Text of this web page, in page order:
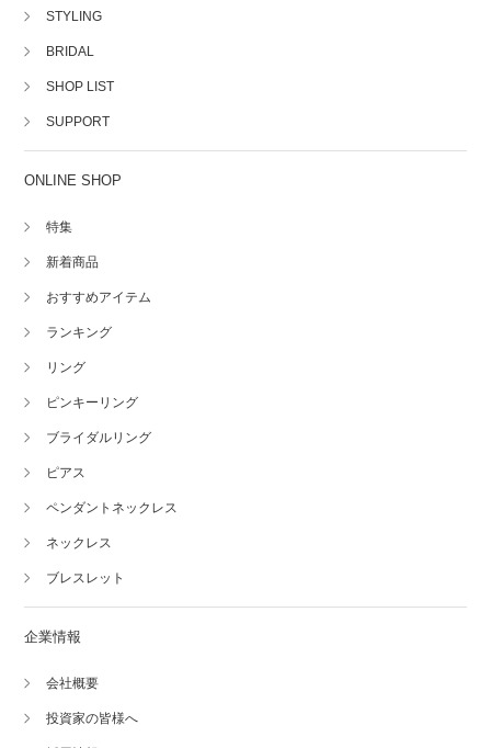
STYLING
BRIDAL
SHOP LIST
SUPPORT
ONLINE SHOP
特集
新着商品
おすすめアイテム
ランキング
リング
ピンキーリング
ブライダルリング
ピアス
ペンダントネックレス
ネックレス
ブレスレット
企業情報
会社概要
投資家の皆様へ